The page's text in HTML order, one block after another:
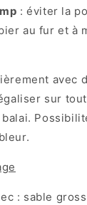
: éviter la
au fur et à
avec
sur
: sable